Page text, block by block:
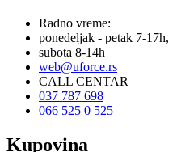
Radno vreme:
ponedeljak - petak 7-17h,
subota 8-14h
web@uforce.rs
CALL CENTAR
037 787 698
066 525 0 525
Kupovina